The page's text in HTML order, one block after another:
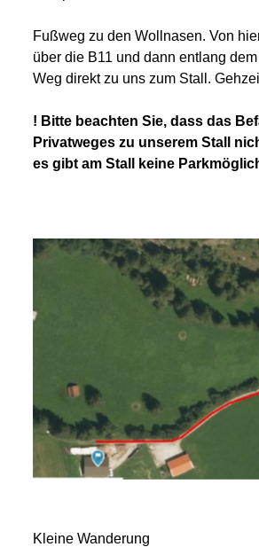
Fußweg zu den Wollnasen. Von
über die B11 und dann entlang
Weg direkt zu uns zum Stall.
! Bitte beachten Sie, dass das
Privatweges zu unserem Stall
es gibt am Stall keine
Kleine Wanderung